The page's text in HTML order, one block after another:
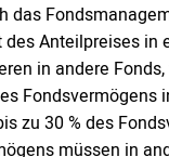
das
Anteilpreises in
in andere
zu 30 % des
müssen in